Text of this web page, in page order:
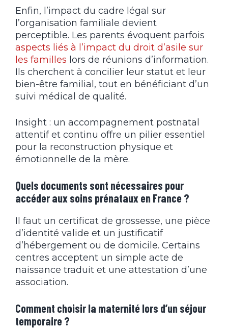
Enfin, l’impact du cadre légal sur
l’organisation familiale devient
perceptible. Les parents évoquent parfois
aspects liés à l’impact du droit d’asile sur
les familles lors de réunions d’information.
Ils cherchent à concilier leur statut et leur
bien-être familial, tout en bénéficiant d’un
suivi médical de qualité.
Insight : un accompagnement postnatal
attentif et continu offre un pilier essentiel
pour la reconstruction physique et
émotionnelle de la mère.
Quels documents sont nécessaires pour
accéder aux soins prénataux en France ?
Il faut un certificat de grossesse, une pièce
d’identité valide et un justificatif
d’hébergement ou de domicile. Certains
centres acceptent un simple acte de
naissance traduit et une attestation d’une
association.
Comment choisir la maternité lors d’un séjour
temporaire ?